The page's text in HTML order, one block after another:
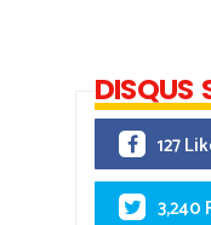
DISQUS
127
3,240